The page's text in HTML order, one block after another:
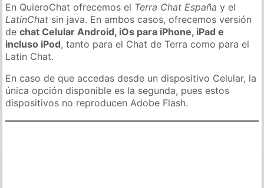
En QuieroChat ofrecemos el Terra Chat España y el
LatinChat sin java. En ambos casos, ofrecemos versión
dechat Celular Android, iOs para iPhone, iPad e
incluso iPod, tanto para el Chat de Terra como para el
Latin Chat.
En caso de que accedas desde un dispositivo Celular, la
única opción disponible es la segunda, pues estos
dispositivos no reproducen Adobe Flash.